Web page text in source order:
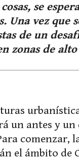
se
Una vez que
de un
zonas de
un antes y un
comenzar,
el ámbito de